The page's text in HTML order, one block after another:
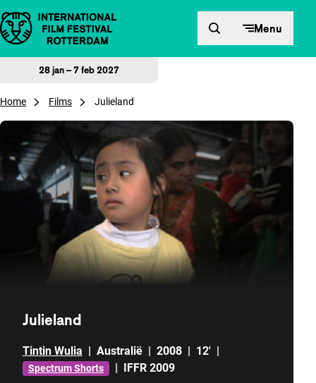
Direct naar inhoud Menu
28 jan – 7 feb 2027
Home Films Julieland
Julieland
Tintin Wulia Australië 2008 12'
Spectrum Shorts IFFR 2009